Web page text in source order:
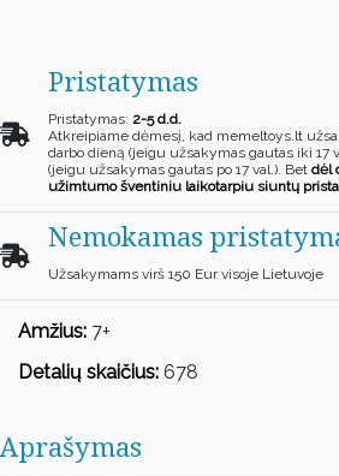
Pristatymas
Pristatymas: 2-5 d.d.
Atkreipiame dėmesį, kad memeltoys.lt
darbo dieną (jeigu užsakymas gautas iki 17
(jeigu užsakymas gautas po 17 val.). Bet dėl
užimtumo šventiniu laikotarpiu siuntų
Nemokamas
Užsakymams virš 150 Eur visoje Lietuvoje
Amžius: 7+
Detalių skaičius: 678
Aprašymas